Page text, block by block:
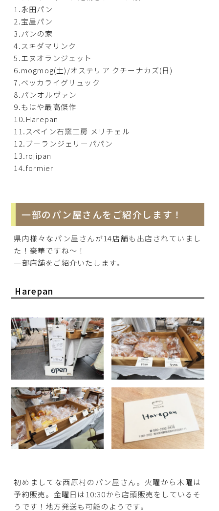
1.永田パン
2.宝屋パン
3.パンの家
4.スキダマリンク
5.エヌオランジェット
6.mogmog(土)/オステリア クチーナカズ(日)
7.ベッカライグリュック
8.パンオルヴァン
9.もはや最高傑作
10.Harepan
11.スペイン石窯工房 メリチェル
12.ブーランジェリーパパン
13.rojipan
14.formier
一部のパン屋さんをご紹介します！
県内様々なパン屋さんが14店舗も出店されていまし
た！豪華ですね〜！
一部店舗をご紹介いたします。
Harepan
初めましてな西原村のパン屋さん。火曜から木曜は
予約販売。金曜日は10:30から店頭販売をしているそ
うです！地方発送も可能のようです。